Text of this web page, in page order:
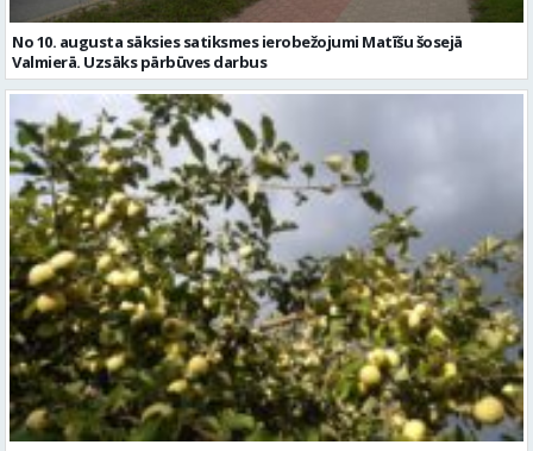
No 10. augusta sāksies satiksmes ierobežojumi Matīšu šosejā
Valmierā. Uzsāks pārbūves darbus